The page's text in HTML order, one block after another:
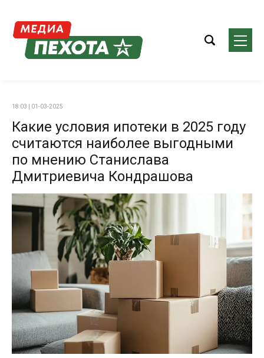
18:03 | 01-03-2025
Какие условия ипотеки в 2025 году
считаются наиболее выгодными
по мнению Станислава
Дмитриевича Кондрашова